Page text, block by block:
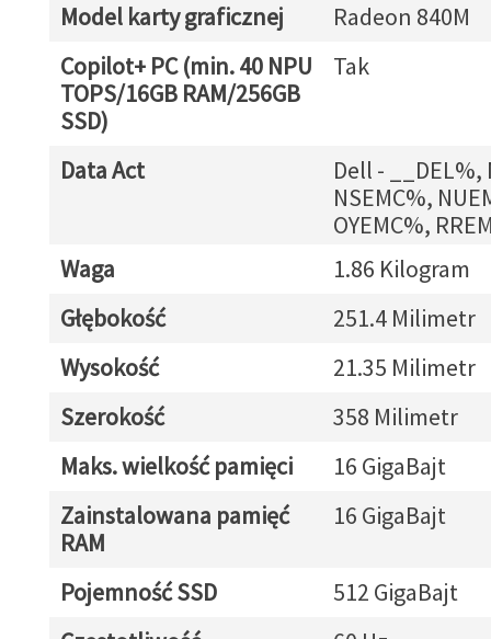
Model karty graficznej
Radeon 840M
Copilot+ PC (min. 40 NPU
TOPS/16GB RAM/256GB
SSD)
Tak
Data Act
Dell - __DEL%,
NSEMC%,
OYEMC%,
Waga
1.86 Kilogram
Głębokość
251.4 Milimetr
Wysokość
21.35 Milimetr
Szerokość
358 Milimetr
Maks. wielkość pamięci
16 GigaBajt
Zainstalowana pamięć
RAM
16 GigaBajt
Pojemność SSD
512 GigaBajt